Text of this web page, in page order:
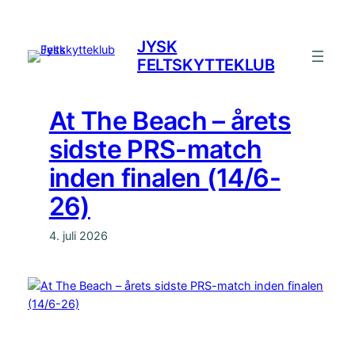
indhold
JYSK
FELTSKYTTEKLUB
At The Beach – årets
sidste PRS-match
inden finalen (14/6-
26)
4. juli 2026